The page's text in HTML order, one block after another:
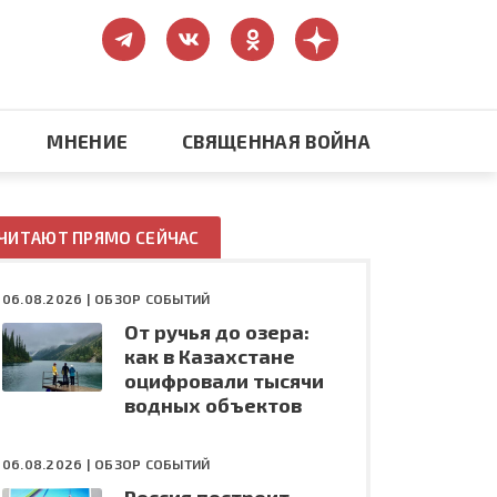
Конфликт на Украине
МНЕНИЕ СВЯЩЕННАЯ ВОЙНА
ПРЯМО СЕЙЧАС
06.08.2026 | ОБЗОР СОБЫТИЙ
От ручья до озера:
как в Казахстане
оцифровали тысячи
водных объектов
06.08.2026 | ОБЗОР СОБЫТИЙ